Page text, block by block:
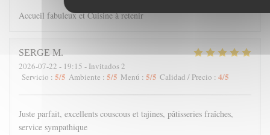
Accueil fabuleux et Cuisine à retenir
SERGE M
2026-07-22 - 19:15 - Invitados 2
Servicio : 5/5 Ambiente : 5/5 Menú : 5/5 Calidad / Precio : 4/5
Juste parfait, excellents couscous et tajines, pâtisseries fraîches,
service sympathique